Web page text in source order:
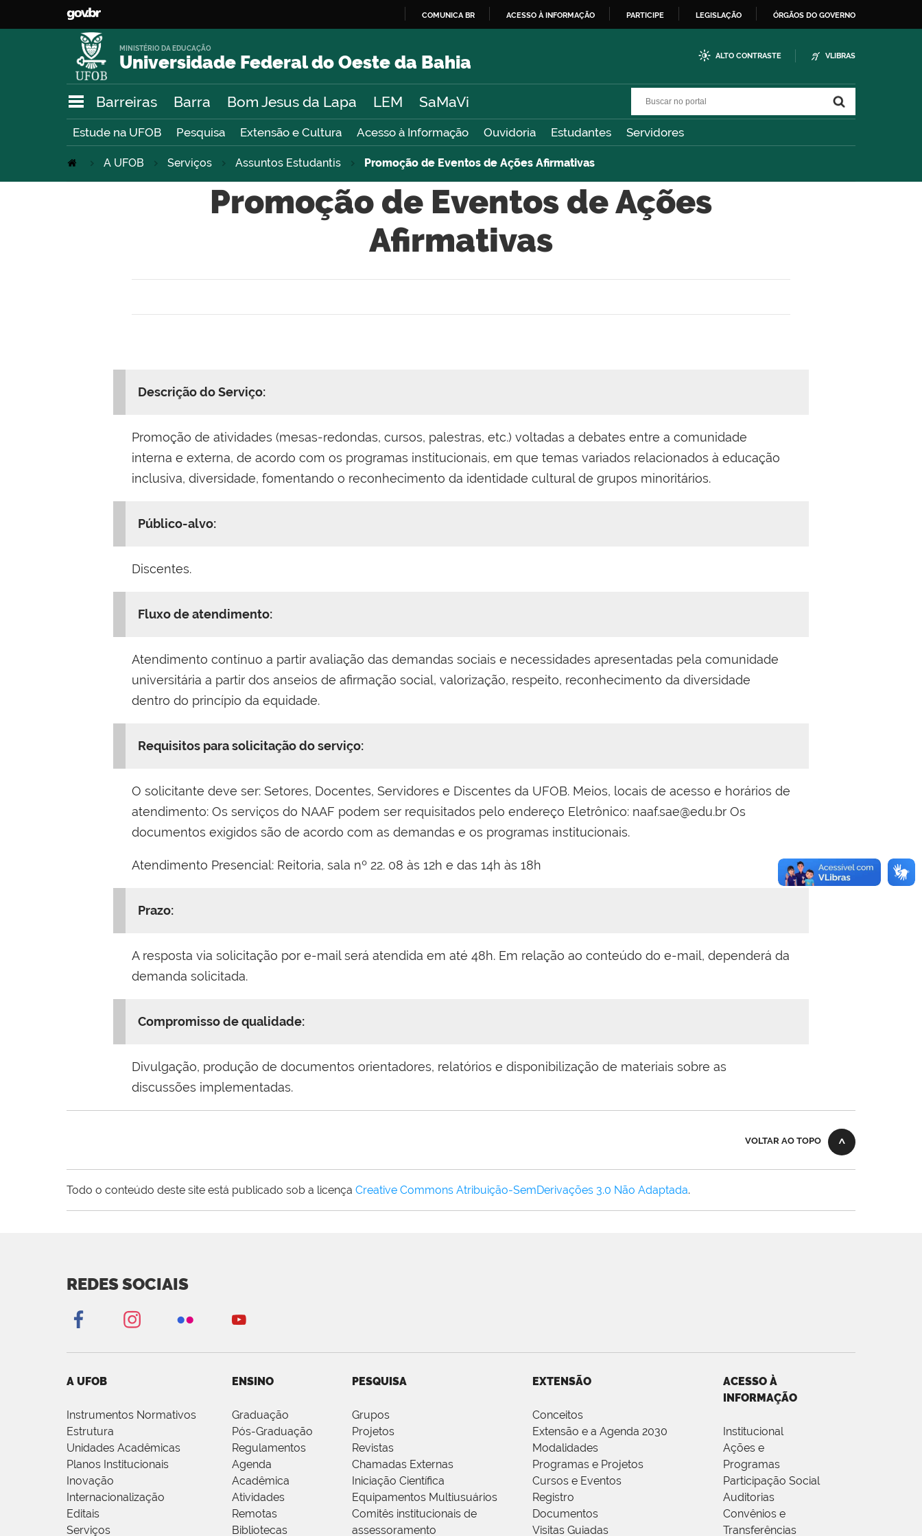
O
COMUNICA BR ACESSO À INFORMAÇÃO PARTICIPE LEGISLAÇÃO ÓRGÃOS DO GOVERNO
Universidade Federal do Oeste da Bahia
MINISTÉRIO DA EDUCAÇÃO
ALTO CONTRASTE VLIBRAS
Barreiras Barra Bom Jesus da Lapa LEM SaMaVi
Estude na UFOB Pesquisa Extensão e Cultura Acesso à Informação Ouvidoria Estudantes Servidores
A UFOB Serviços Assuntos Estudantis Promoção de Eventos de Ações Afirmativas
Promoção de Eventos de Ações
Afirmativas
Descrição do Serviço:
Promoção de atividades (mesas-redondas, cursos, palestras, etc.) voltadas a debates entre a comunidade
interna e externa, de acordo com os programas institucionais, em que temas variados relacionados à educação
inclusiva, diversidade, fomentando o reconhecimento da identidade cultural de grupos minoritários.
Público-alvo:
Discentes.
Fluxo de atendimento:
Atendimento contínuo a partir avaliação das demandas sociais e necessidades apresentadas pela comunidade
universitária a partir dos anseios de afirmação social, valorização, respeito, reconhecimento da diversidade
dentro do princípio da equidade.
Requisitos para solicitação do serviço:
O solicitante deve ser: Setores, Docentes, Servidores e Discentes da UFOB. Meios, locais de acesso e horários de
atendimento: Os serviços do NAAF podem ser requisitados pelo endereço Eletrônico: naaf.sae@edu.br Os
documentos exigidos são de acordo com as demandas e os programas institucionais.
Atendimento Presencial: Reitoria, sala nº 22. 08 às 12h e das 14h às 18h
Prazo:
A resposta via solicitação por e-mail será atendida em até 48h. Em relação ao conteúdo do e-mail, dependerá da
demanda solicitada.
Compromisso de qualidade:
Divulgação, produção de documentos orientadores, relatórios e disponibilização de materiais sobre as
discussões implementadas.
VOLTAR AO TOPO
Todo o conteúdo deste site está publicado sob a licença Creative Commons Atribuição-SemDerivações 3.0 Não Adaptada.
REDES SOCIAIS
A UFOB
Instrumentos Normativos
Estrutura
Unidades Acadêmicas
Planos Institucionais
Inovação
Internacionalização
Editais
Serviços
ENSINO
Graduação
Pós-Graduação
Regulamentos
Agenda
Acadêmica
Atividades
Remotas
Bibliotecas
PESQUISA
Grupos
Projetos
Revistas
Chamadas Externas
Iniciação Científica
Equipamentos Multiusuários
Comitês institucionais de
assessoramento
EXTENSÃO
Conceitos
Extensão e a Agenda 2030
Modalidades
Programas e Projetos
Cursos e Eventos
Registro
Documentos
Visitas Guiadas
ACESSO À
INFORMAÇÃO
Institucional
Ações e
Programas
Participação Social
Auditorias
Convênios e
Transferências